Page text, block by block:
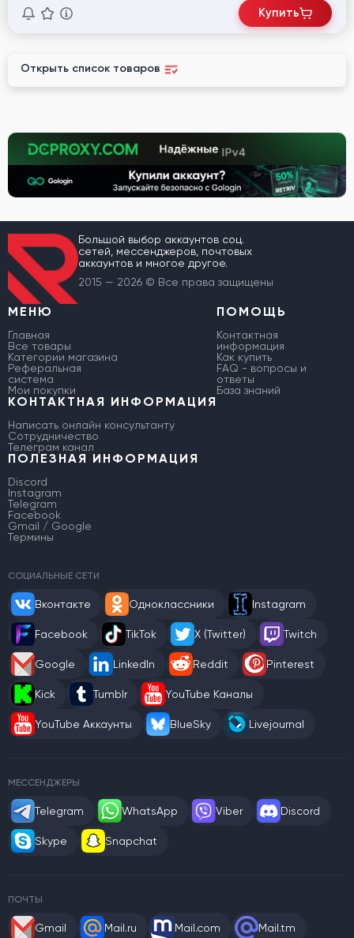
Купить
Открыть список товаров
Большой выбор аккаунтов соц.
сетей, мессенджеров, почтовых
аккаунтов и многое другое.
2015 — 2026 © Все права защищены
МЕНЮ
Главная
Все товары
Категории магазина
Реферальная
система
Мои покупки
ПОМОЩЬ
Контактная
информация
Как купить
FAQ - вопросы и
ответы
База знаний
КОНТАКТНАЯ ИНФОРМАЦИЯ
Написать онлайн консультанту
Сотрудничество
Телеграм канал
ПОЛЕЗНАЯ ИНФОРМАЦИЯ
Discord
Instagram
Telegram
Facebook
Gmail / Google
Термины
СОЦИАЛЬНЫЕ СЕТИ
Вконтакте Одноклассники Instagram
Facebook TikTok X (Twitter) Twitch
Google LinkedIn Reddit Pinterest
Kick Tumblr YouTube Каналы
YouTube Аккаунты BlueSky Livejournal
МЕССЕНДЖЕРЫ
Telegram WhatsApp Viber Discord
Skype Snapchat
ПОЧТЫ
Gmail Mail.ru Mail.com Mail.tm